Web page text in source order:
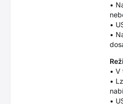
•
•
•
• V
•
•